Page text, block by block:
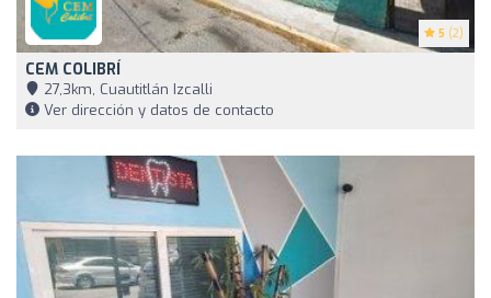
5 (2)
CEM COLIBRÍ
27,3km, Cuautitlán Izcalli
Ver dirección y datos de contacto